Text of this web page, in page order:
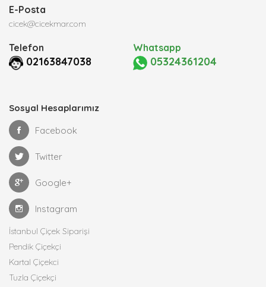
E-Posta
cicek@cicekmar.com
Telefon
02163847038
Whatsapp
05324361204
Sosyal Hesaplarımız
Facebook
Twitter
Google+
Instagram
İstanbul Çiçek Siparişi
Pendik Çiçekçi
Kartal Çiçekci
Tuzla Çiçekçi